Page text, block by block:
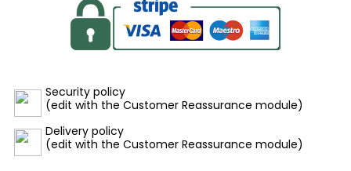
Security policy
(edit with the Customer Reassurance module)
Delivery policy
(edit with the Customer Reassurance module)